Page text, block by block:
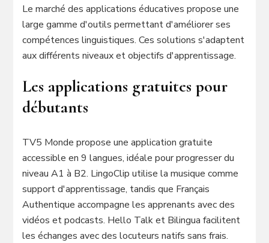
Le marché des applications éducatives propose une
large gamme d'outils permettant d'améliorer ses
compétences linguistiques. Ces solutions s'adaptent
aux différents niveaux et objectifs d'apprentissage.
Les applications gratuites pour
débutants
TV5 Monde propose une application gratuite
accessible en 9 langues, idéale pour progresser du
niveau A1 à B2. LingoClip utilise la musique comme
support d'apprentissage, tandis que Français
Authentique accompagne les apprenants avec des
vidéos et podcasts. Hello Talk et Bilingua facilitent
les échanges avec des locuteurs natifs sans frais.